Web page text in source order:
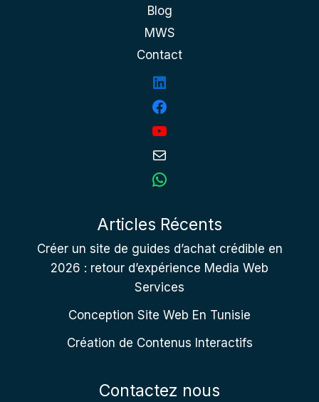
Blog
MWS
Contact
Articles Récents
Créer un site de guides d’achat crédible en
2026 : retour d’expérience Media Web
Services
Conception Site Web En Tunisie
Création de Contenus Interactifs
Contactez nous